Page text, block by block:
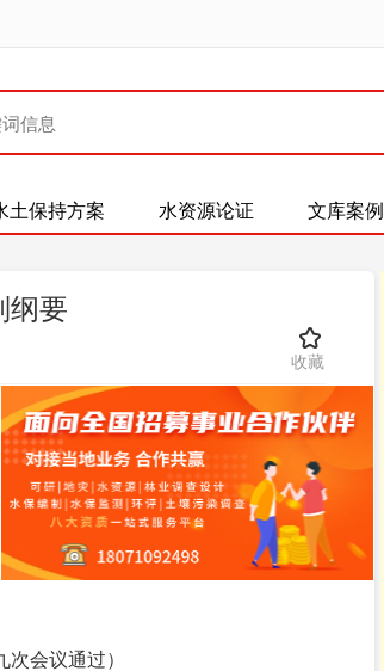
土保持方案 水资源论证 文库案例
纲要
收藏
会议通过）